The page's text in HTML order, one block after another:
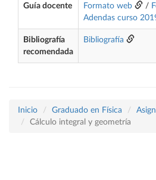
Guía docente Formato web /
Adendas curso
Bibliografía
recomendada
Bibliografía
Inicio Graduado en Física
Cálculo integral y geometría